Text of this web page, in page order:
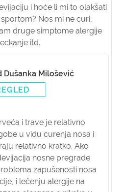
i hoće li mi to olakšati
Nos mi ne curi,
druge simptome alergije
itd.
Dušanka Milošević
i trave je relativno
u vidu curenja nosa i
relativno kratko. Ako
nosne pregrade
zapušenosti nosa
i lečenju alergije na